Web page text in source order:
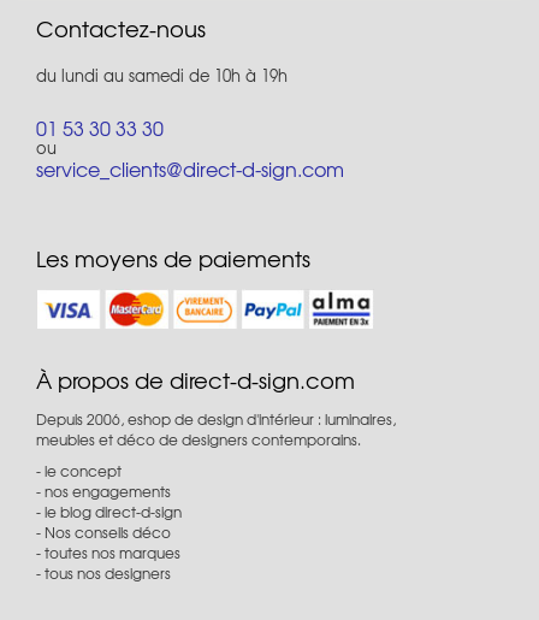
Contactez-nous
du lundi au samedi de 10h à 19h
01 53 30 33 30
ou
service_clients@direct-d-sign.com
Les moyens de paiements
À propos de direct-d-sign.com
Depuis 2006, eshop de design d'intérieur : luminaires,
meubles et déco de designers contemporains.
le concept
nos engagements
le blog direct-d-sign
Nos conseils déco
toutes nos marques
tous nos designers